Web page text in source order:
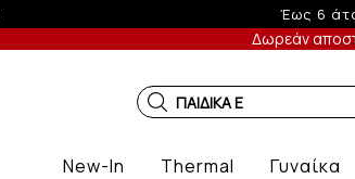
-5% σε
Δωρεάν
ΠΑΙΔΙΚΑ ΕΣΩΡΟΥΧΑ ΜΕ
New-In Thermal Γυναίκα